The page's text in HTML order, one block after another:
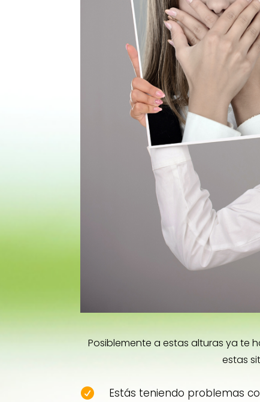
Posiblemente a estas alturas ya te
estas
 Estás teniendo problemas